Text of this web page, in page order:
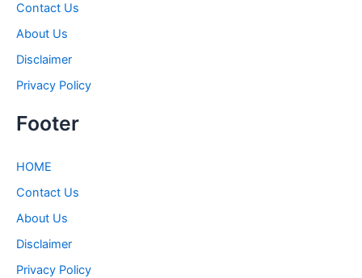
Contact Us
About Us
Disclaimer
Privacy Policy
Footer
HOME
Contact Us
About Us
Disclaimer
Privacy Policy